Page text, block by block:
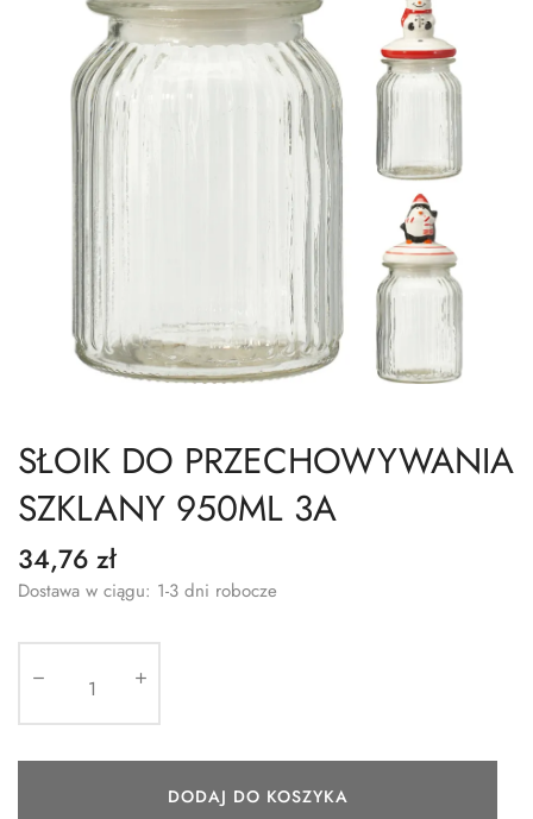
SŁOIK DO PRZECHOWYWANIA
SZKLANY 950ML 3A
34,76 zł
Dostawa w ciągu: 1-3 dni robocze
DODAJ DO KOSZYKA